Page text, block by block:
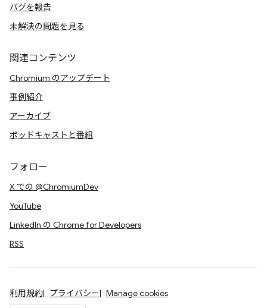
バグを報告
未解決の問題を見る
関連コンテンツ
Chromium のアップデート
事例紹介
アーカイブ
ポッドキャストと番組
フォロー
X での @ChromiumDev
YouTube
LinkedIn の Chrome for Developers
RSS
利用規約 プライバシー Manage cookies